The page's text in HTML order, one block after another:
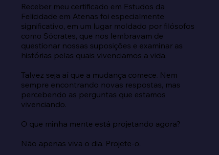
Receber meu certificado em Estudos da
Felicidade em Atenas foi especialmente
significativo, em um lugar moldado por filósofos
como Sócrates, que nos lembravam de
questionar nossas suposições e examinar as
histórias pelas quais vivenciamos a vida.
Talvez seja aí que a mudança comece. Nem
sempre encontrando novas respostas, mas
percebendo as perguntas que estamos
vivenciando.
O que minha mente está projetando agora?
Não apenas viva o dia. Projete-o.